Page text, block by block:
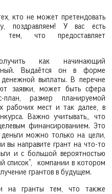
кто не может претендовать
поздравляем! У вас есть
тем, что предоставляет
как начинающий
Выдаётся он в форме
денежной выплаты. В перечне
заявки, может быть сфера
план, размер планируемой
рабочих мест и так далее, в
Важно учитывать,, что
финансированием. Это
можно только на цели,
вы направите грант на что-то
и с большой вероятностью
список”, компании в котором
грантов в будущем.
на гранты тем, что также